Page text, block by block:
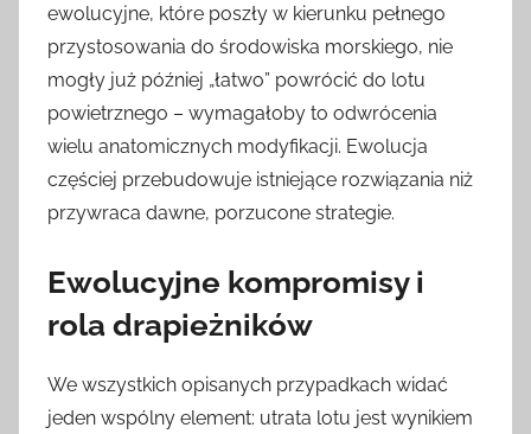
ewolucyjne, które poszły w kierunku pełnego
przystosowania do środowiska morskiego, nie
mogły już później „łatwo” powrócić do lotu
powietrznego – wymagałoby to odwrócenia
wielu anatomicznych modyfikacji. Ewolucja
częściej przebudowuje istniejące rozwiązania niż
przywraca dawne, porzucone strategie.
Ewolucyjne kompromisy i
rola drapieżników
We wszystkich opisanych przypadkach widać
jeden wspólny element: utrata lotu jest wynikiem